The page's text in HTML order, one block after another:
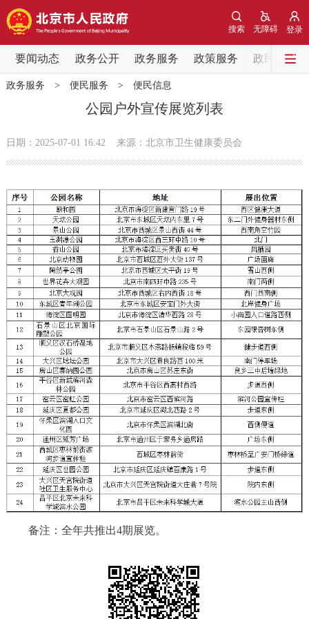
登录
无障碍
搜索
要闻动态 政务公开 政务服务 政策服务 政民互动
要闻动态
党中央精神 国务院信息
政务公开
市领导 机构职能 政策服务
政策兑现 政策解读 回应关切
决策公开 专题公开
政务服务
个人服务 法人服务 部门服务
便民服务 利企服务 投资项目
中介服务 阳光政务
政民互动
在线访谈
政务服务 > 便民服务 > 便民信息
公园户外宣传展览列表
日期：2025-07-01 16:42 来源：北京市卫生健康委员会
备注：全年共推出4期展览。